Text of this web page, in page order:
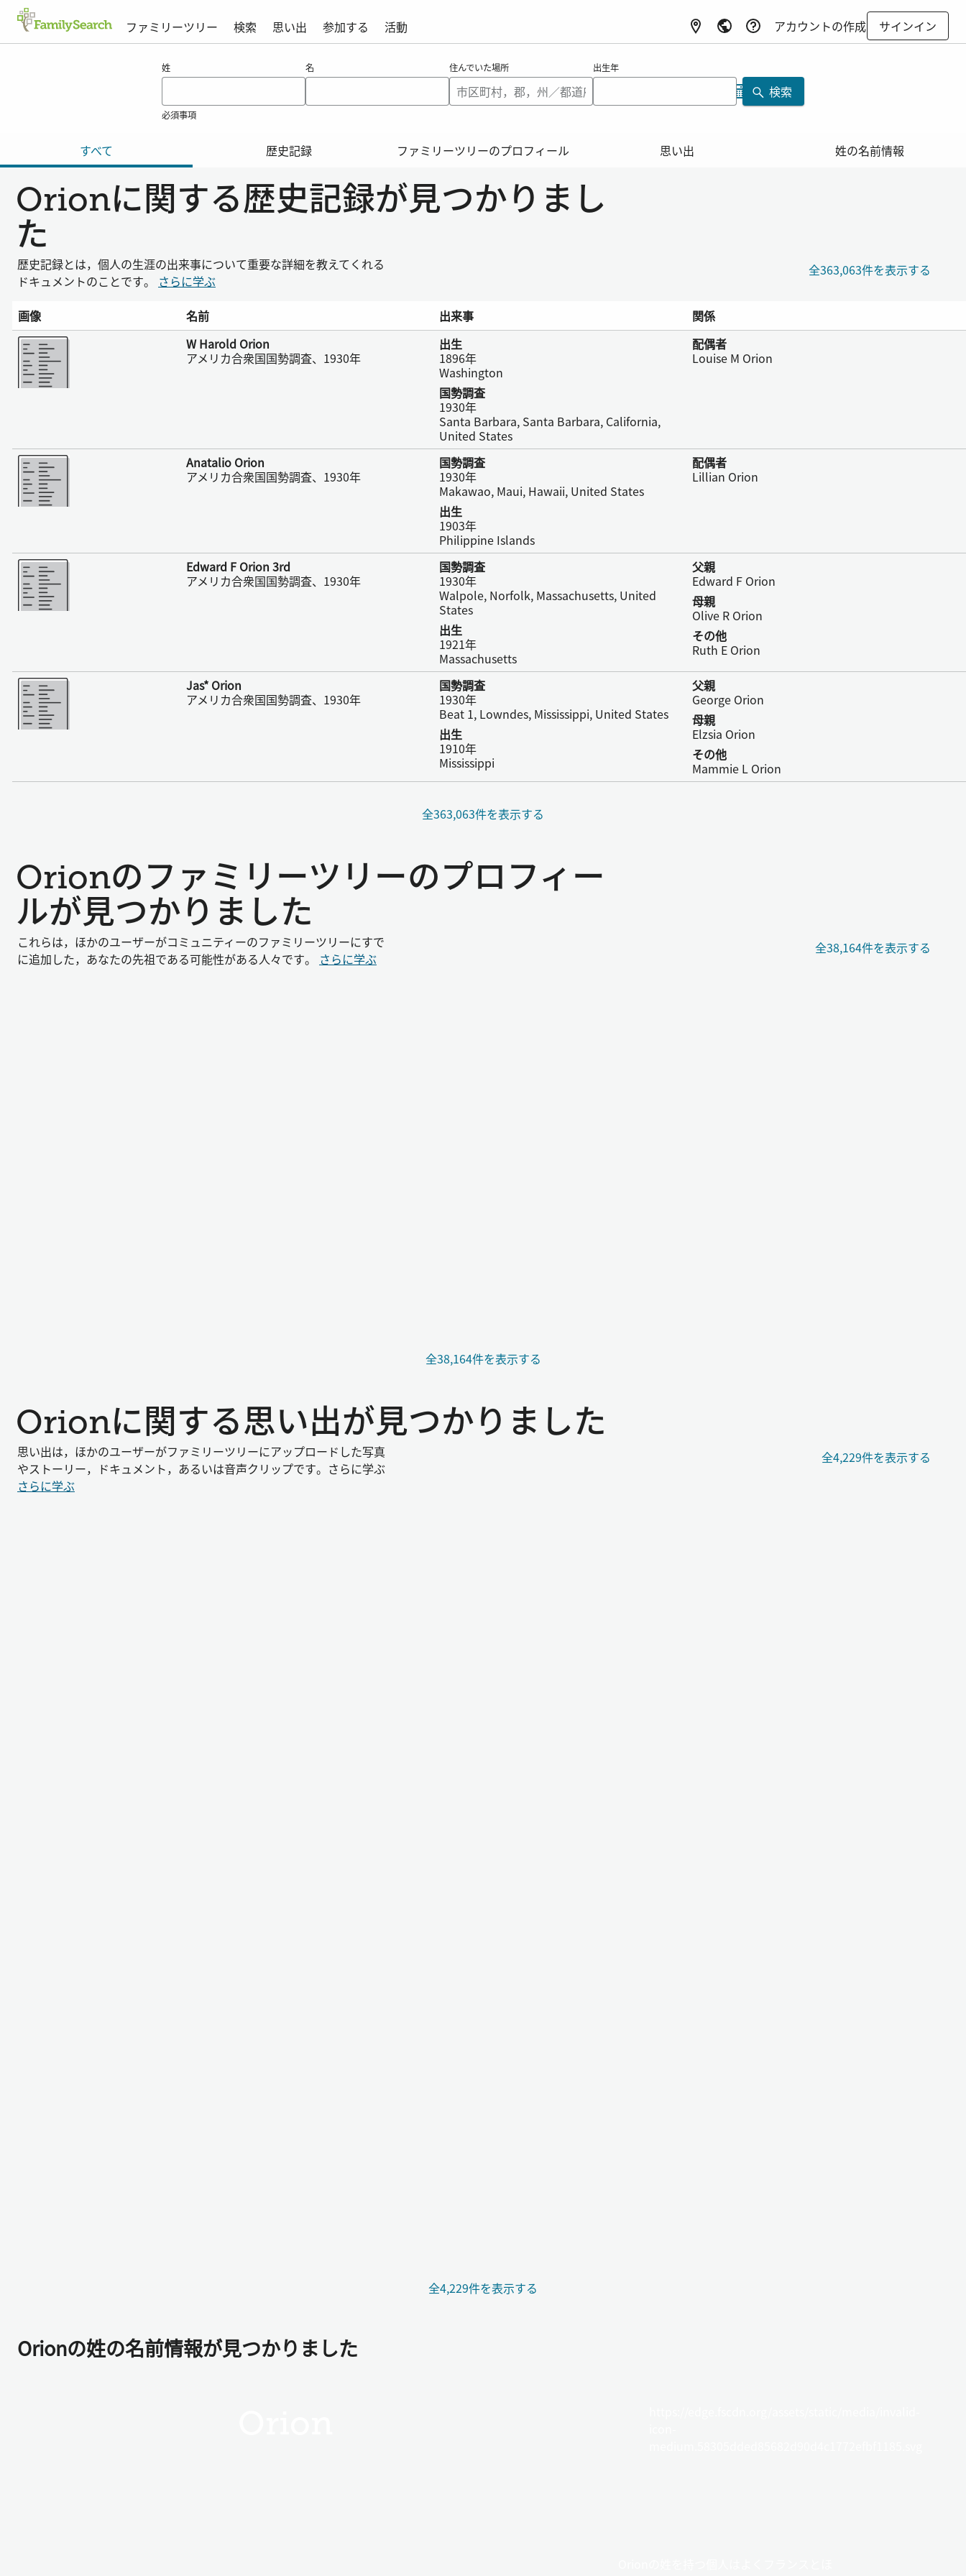
ファミリーツリー 検索 思い出 参加する 活動 アカウントの作成
サインイン
姓
必須事項
名 住んでいた場所 出生年
検索
すべて 歴史記録 ファミリーツリーのプロフィール 思い出 姓の名前情報
Orionに関する歴史記録が見つかりまし
た
歴史記録とは，個人の生涯の出来事について重要な詳細を教えてくれる
ドキュメントのことです。 さらに学ぶ
全363,063件を表示する
画像 名前 出来事
関係
さらに表示
W Harold Orion
アメリカ合衆国国勢調査、1930年
出生
1896年
Washington
国勢調査
1930年
Santa Barbara, Santa Barbara, California,
United States
配偶者
Louise M Orion
さらに表示
Anatalio Orion
アメリカ合衆国国勢調査、1930年
国勢調査
1930年
Makawao, Maui, Hawaii, United States
出生
1903年
Philippine Islands
配偶者
Lillian Orion
さらに表示
Edward F Orion 3rd
アメリカ合衆国国勢調査、1930年
国勢調査
1930年
Walpole, Norfolk, Massachusetts, United
States
出生
1921年
Massachusetts
父親
Edward F Orion
母親
Olive R Orion
その他
Ruth E Orion
さらに表示
Jas* Orion
アメリカ合衆国国勢調査、1930年
国勢調査
1930年
Beat 1, Lowndes, Mississippi, United States
出生
1910年
Mississippi
父親
George Orion
母親
Elzsia Orion
その他
Mammie L Orion
全363,063件を表示する
Orionのファミリーツリーのプロフィー
ルが見つかりました
これらは，ほかのユーザーがコミュニティーのファミリーツリーにすで
に追加した，あなたの先祖である可能性がある人々です。 さらに学ぶ
全38,164件を表示する
全38,164件を表示する
Orionに関する思い出が見つかりました
思い出は，ほかのユーザーがファミリーツリーにアップロードした写真
やストーリー，ドキュメント，あるいは音声クリップです。さらに学ぶ
さらに学ぶ
全4,229件を表示する
全4,229件を表示する
Orionの姓の名前情報が見つかりました